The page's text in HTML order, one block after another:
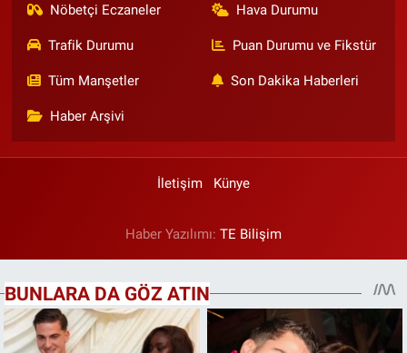
Nöbetçi Eczaneler Hava Durumu
Trafik Durumu Puan Durumu ve Fikstür
Tüm Manşetler Son Dakika Haberleri
Haber Arşivi
İletişim Künye
Haber Yazılımı: TE Bilişim